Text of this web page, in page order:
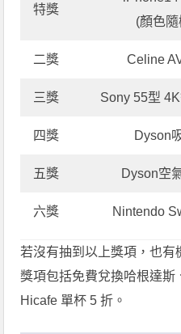
特獎
(顏色
二獎 Celine
三獎 Sony 55型
四獎 Dyson
五獎 Dyson空
六獎 Nintendo
若沒有抽到以上獎項，也
獎項包括免費兌換哈根達
Hicafe 單杯 5 折。